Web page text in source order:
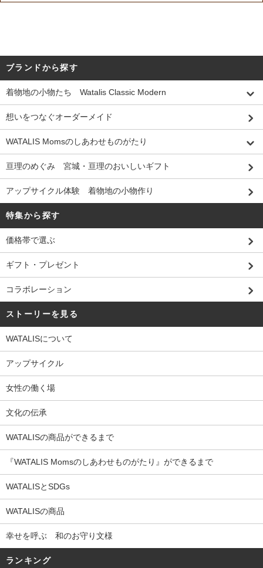
ブランドから探す
着物地の小物たち Watalis Classic Modern
想いをつなぐオーダーメイド
WATALIS Momsのしあわせものがたり
亘理のめぐみ 宮城・亘理のおいしいギフト
アップサイクル体験 着物地の小物作り
特集から探す
価格帯で選ぶ
ギフト・プレゼント
コラボレーション
ストーリーを見る
WATALISについて
アップサイクル
女性の働く場
文化の伝承
WATALISの商品ができるまで
『WATALIS Momsのしあわせものがたり』ができるまで
WATALISとSDGs
WATALISの商品
幸せを呼ぶ 和のお守り文様
ランキング